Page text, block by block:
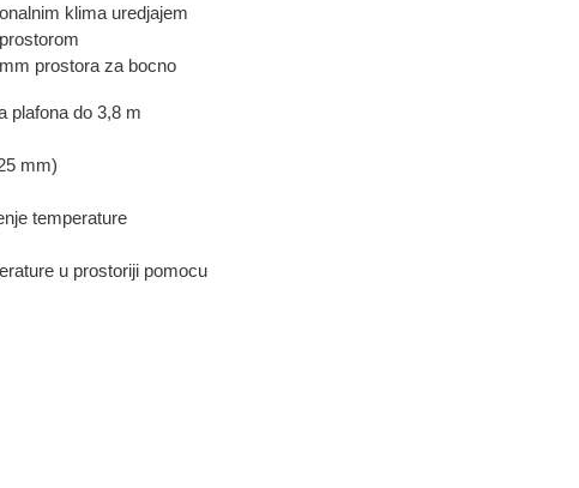
klima uredjajem
prostora za bocno
plafona do 3,8 m
mm)
temperature
u prostoriji pomocu